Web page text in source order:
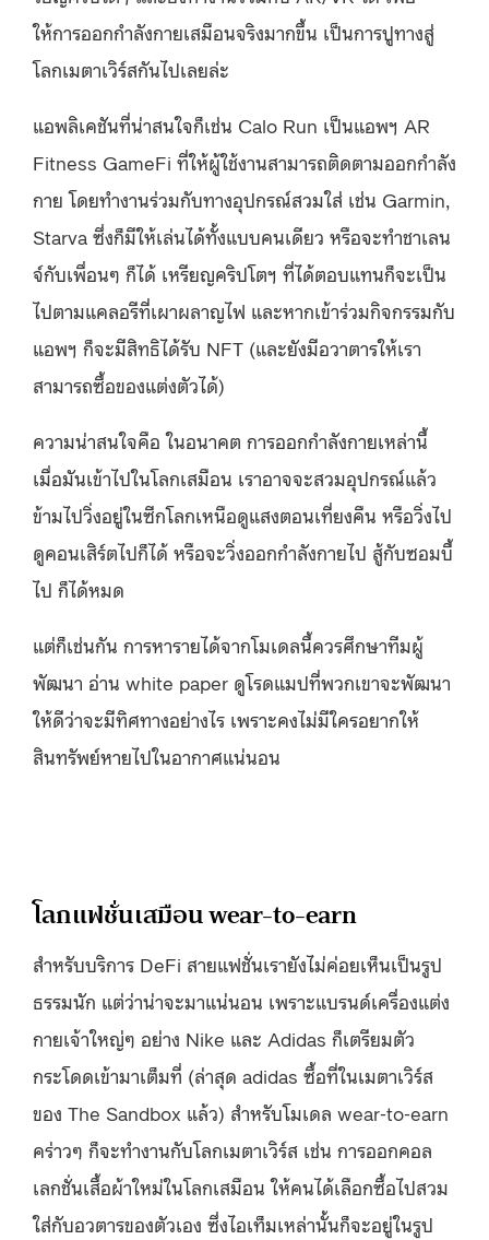
ให้การออกกำลังกายเสมือนจริงมากขึ้น เป็นการปูทางสู่
โลกเมตาเวิร์สกันไปเลยล่ะ
แอพลิเคชันที่น่าสนใจก็เช่น Calo Run เป็นแอพฯ AR
Fitness GameFi ที่ให้ผู้ใช้งานสามารถติดตามออกกำลัง
กาย โดยทำงานร่วมกับทางอุปกรณ์สวมใส่ เช่น Garmin,
Starva ซึ่งก็มีให้เล่นได้ทั้งแบบคนเดียว หรือจะทำชาเลน
จ์กับเพื่อนๆ ก็ได้ เหรียญคริปโตฯ ที่ได้ตอบแทนก็จะเป็น
ไปตามแคลอรีที่เผาผลาญไฟ และหากเข้าร่วมกิจกรรมกับ
แอพฯ ก็จะมีสิทธิได้รับ NFT (และยังมีอวาตารให้เรา
สามารถซื้อของแต่งตัวได้)
ความน่าสนใจคือ ในอนาคต การออกกำลังกายเหล่านี้
เมื่อมันเข้าไปในโลกเสมือน เราอาจจะสวมอุปกรณ์แล้ว
ข้ามไปวิ่งอยู่ในซีกโลกเหนือดูแสงตอนเที่ยงคืน หรือวิ่งไป
ดูคอนเสิร์ตไปก็ได้ หรือจะวิ่งออกกำลังกายไป สู้กับซอมบี้
ไป ก็ได้หมด
แต่ก็เช่นกัน การหารายได้จากโมเดลนี้ควรศึกษาทีมผู้
พัฒนา อ่าน white paper ดูโรดแมปที่พวกเขาจะพัฒนา
ให้ดีว่าจะมีทิศทางอย่างไร เพราะคงไม่มีใครอยากให้
สินทรัพย์หายไปในอากาศแน่นอน
โลกแฟชั่นเสมือน wear-to-earn
สำหรับบริการ DeFi สายแฟชั่นเรายังไม่ค่อยเห็นเป็นรูป
ธรรมนัก แต่ว่าน่าจะมาแน่นอน เพราะแบรนด์เครื่องแต่ง
กายเจ้าใหญ่ๆ อย่าง Nike และ Adidas ก็เตรียมตัว
กระโดดเข้ามาเต็มที่ (ล่าสุด adidas ซื้อที่ในเมตาเวิร์ส
ของ The Sandbox แล้ว) สำหรับโมเดล wear-to-earn
คร่าวๆ ก็จะทำงานกับโลกเมตาเวิร์ส เช่น การออกคอล
เลกชั่นเสื้อผ้าใหม่ในโลกเสมือน ให้คนได้เลือกซื้อไปสวม
ใส่กับอวตารของตัวเอง ซึ่งไอเท็มเหล่านั้นก็จะอยู่ในรูป